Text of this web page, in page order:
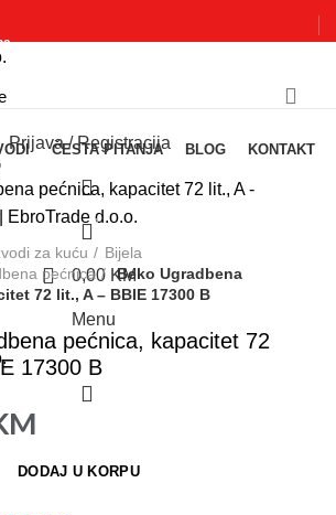
Prijava / Registracija
0
0,00 KM
Menu
ČESTA PITANJA BLOG
KONTAKT
za kuću
Bijela
pećnica
Beko Ugradbena
72 lit., A – BBIE 17300 B
pećnica, kapacitet 72
17300 B
DODAJ U KORPU